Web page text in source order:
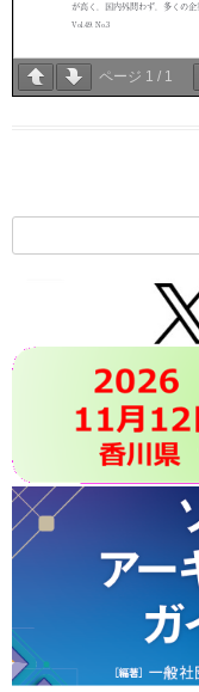
ページ 1 / 1
索: